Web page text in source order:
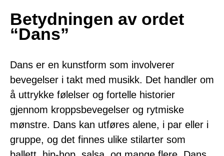
Betydningen av ordet
“Dans”
Dans er en kunstform som involverer
bevegelser i takt med musikk. Det handler om
å uttrykke følelser og fortelle historier
gjennom kroppsbevegelser og rytmiske
mønstre. Dans kan utføres alene, i par eller i
gruppe, og det finnes ulike stilarter som